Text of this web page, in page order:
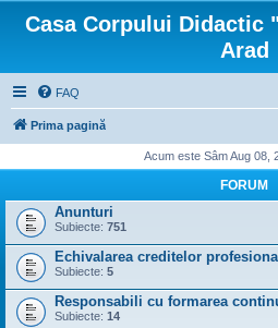
Casa Corpului Didactic
Arad
FAQ
Prima pagină
Acum este Sâm Aug 08,
FORUM
Anunturi
Subiecte: 751
Echivalarea creditelor
Subiecte: 5
Responsabili cu formarea
Subiecte: 14